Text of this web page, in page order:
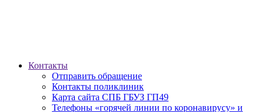
Контакты
Отправить обращение
Контакты поликлиник
Карта сайта СПБ ГБУЗ ГП49
Телефоны «горячей линии по коронавирусу» и